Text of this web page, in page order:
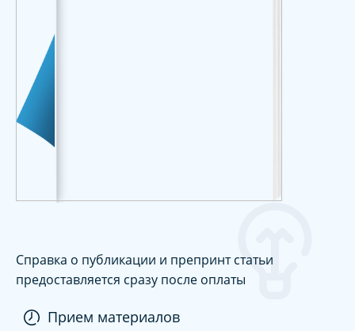
Справка о публикации и препринт статьи
предоставляется сразу после оплаты
Прием материалов